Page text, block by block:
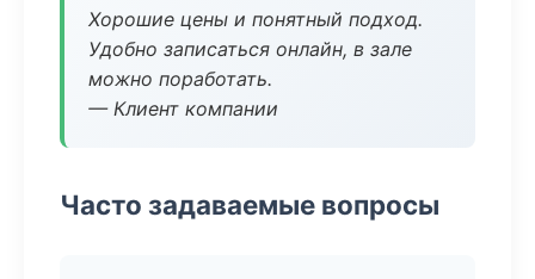
Хорошие цены и понятный подход.
Удобно записаться онлайн, в зале
можно поработать.
— Клиент компании
Часто задаваемые вопросы